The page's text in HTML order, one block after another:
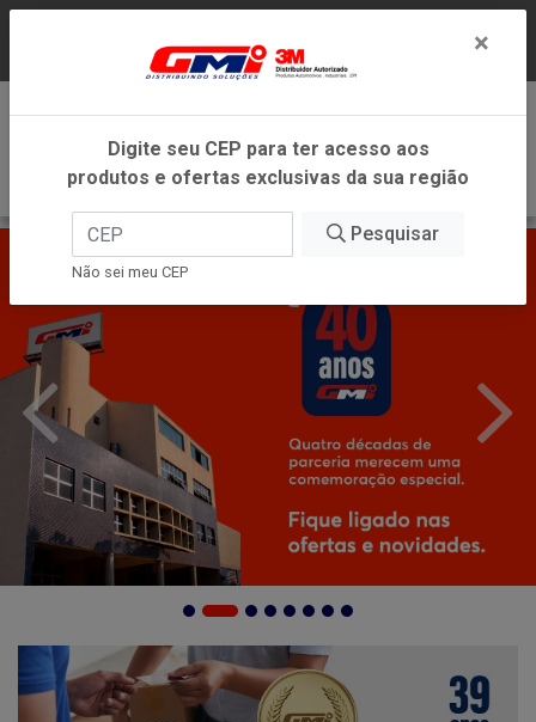
DENTRO DO ESTADO DE MINAS GERAIS.
×
Digite seu CEP para ter acesso aos
produtos e ofertas exclusivas da sua região
Pesquisar
Não sei meu CEP